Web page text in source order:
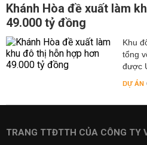
Khánh Hòa đề xuất làm
49.000 tỷ đồng
Khu
tổng
được
DỰ ÁN
TRANG TTĐTTH CỦA CÔNG TY